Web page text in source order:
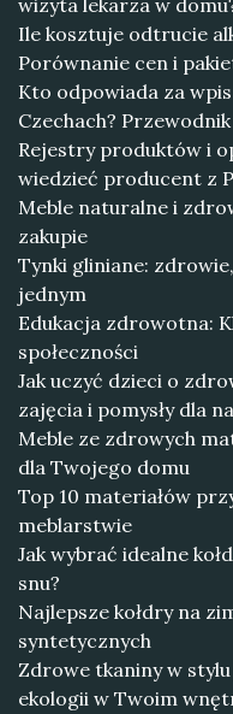
wizyta lekarza w
Ile kosztuje odtrucie
Porównanie cen i
Kto odpowiada za
Czechach?
Rejestry produktów i
wiedzieć producent z
Meble naturalne i
zakupie
Tynki gliniane:
jednym
Edukacja zdrowotna:
społeczności
Jak uczyć dzieci o
zajęcia i pomysły dla
Meble ze zdrowych
dla Twojego domu
Top 10 materiałów
meblarstwie
Jak wybrać idealne
snu?
Najlepsze kołdry na
syntetycznych
Zdrowe tkaniny w
ekologii w Twoim